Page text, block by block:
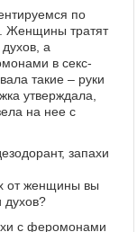
по
Женщины тратят
а
в секс-
такие – руки
утверждала,
на нее с
запахи
женщины вы
духов?
с феромонами